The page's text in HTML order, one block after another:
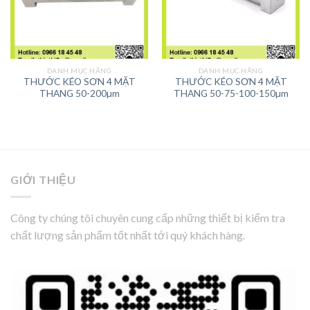
DANH MỤC HÃNG
THƯỚC KÉO SƠN 4 MẶT
THANG 50-200µm
DANH MỤC HÃNG
THƯỚC KÉO SƠN 4 MẶT
THANG 50-75-100-150µm
GIỚI THIỆU
Công ty chúng tôi chuyên cung cấp những thiết bị kiểm tra
chất lượng sản phẩm tốt nhất tới quý khách hàng.